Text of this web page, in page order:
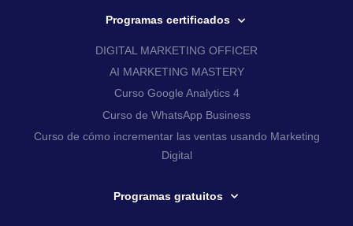
Programas certificados
DIGITAL MARKETING OFFICER
AI MARKETING MASTERY
Curso Google Analytics 4
Curso de WhatsApp Business
Curso de cómo incrementar las ventas usando Marketing
Digital
Programas gratuitos